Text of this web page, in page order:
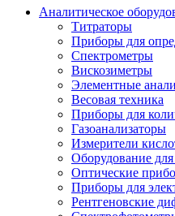
Аналитическое
Титраторы
Приборы для
Спектрометры
Вискозиметры
Элементные
Весовая техника
Приборы для
Газоанализаторы
Измерители
Оборудование
Оптические
Приборы для
Рентгеновские